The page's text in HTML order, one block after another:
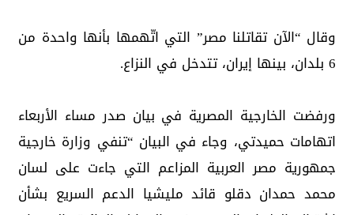
وقال “الآن تقاتلنا مصر” التي اتّهمها بأنها واحدة من
6 بلدان، بينها إيران، تتدخل في النزاع.
ورفضت الخارجية المصرية في بيان صدر مساء الأربعاء
اتهامات حميدتي، وجاء في البيان “تنفي وزارة خارجية
جمهورية مصر العربية المزاعم التي جاءت على لسان
محمد حمدان دقلو قائد مليشيا الدعم السريع بشأن